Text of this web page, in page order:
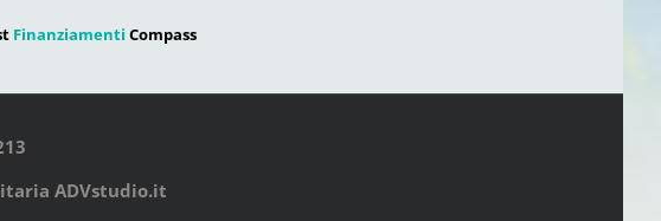
Finanziamenti Compass
ADVstudio.it